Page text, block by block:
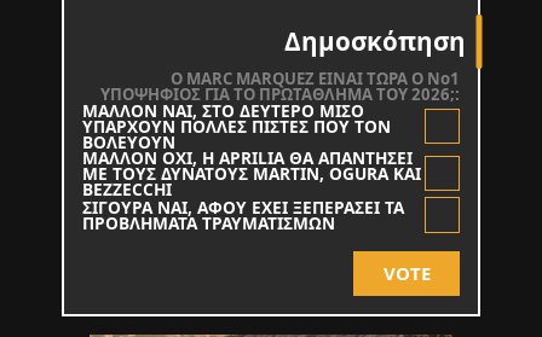
Δημοσκόπηση
O MARC MARQUEZ ΕΙΝΑΙ ΤΩΡΑ Ο Νο1
ΥΠΟΨΗΦΙΟΣ ΓΙΑ ΤΟ ΠΡΩΤΑΘΛΗΜΑ ΤΟΥ 2026;:
ΜΑΛΛΟΝ ΝΑΙ, ΣΤΟ ΔΕΥΤΕΡΟ ΜΙΣΟ
ΥΠΑΡΧΟΥΝ ΠΟΛΛΕΣ ΠΙΣΤΕΣ ΠΟΥ ΤΟΝ
ΒΟΛΕΥΟΥΝ
ΜΑΛΛΟΝ ΟΧΙ, Η APRILIA ΘΑ ΑΠΑΝΤΗΣΕΙ
ΜΕ ΤΟΥΣ ΔΥΝΑΤΟΥΣ MARTIN, OGURA KAI
BEZZECCHI
ΣΙΓΟΥΡΑ ΝΑΙ, ΑΦΟΥ ΕΧΕΙ ΞΕΠΕΡΑΣΕΙ ΤΑ
ΠΡΟΒΛΗΜΑΤΑ ΤΡΑΥΜΑΤΙΣΜΩΝ
VOTE